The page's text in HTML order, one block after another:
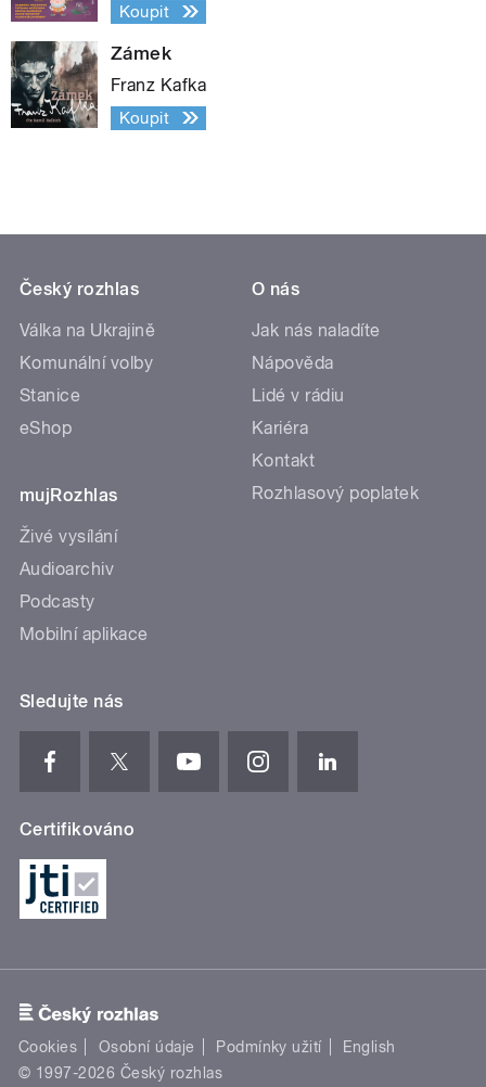
Koupit
Zámek
Franz Kafka
Koupit
Český rozhlas
Válka na Ukrajině
Komunální volby
Stanice
eShop
mujRozhlas
Živé vysílání
Audioarchiv
Podcasty
Mobilní aplikace
O nás
Jak nás naladíte
Nápověda
Lidé v rádiu
Kariéra
Kontakt
Rozhlasový poplatek
Sledujte nás
Certifikováno
Cookies Osobní údaje Podmínky užití
English
© 1997-2026 Český rozhlas